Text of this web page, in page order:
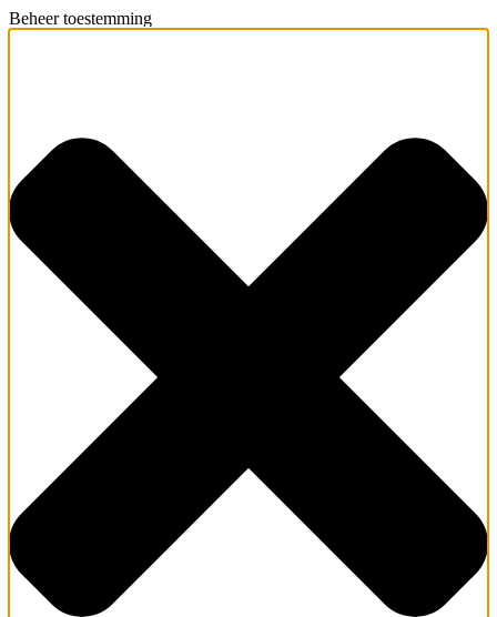
Beheer toestemming